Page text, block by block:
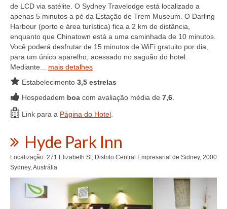
de LCD via satélite. O Sydney Travelodge está localizado a
apenas 5 minutos a pé da Estação de Trem Museum. O Darling
Harbour (porto e área turística) fica a 2 km de distância,
enquanto que Chinatown está a uma caminhada de 10 minutos.
Você poderá desfrutar de 15 minutos de WiFi gratuito por dia,
para um único aparelho, acessado no saguão do hotel.
Mediante... mais detalhes
Estabelecimento 3,5 estrelas
Hospedadem boa com avaliação média de 7,6
Link para a Página do Hotel
Hyde Park Inn
Localização: 271 Elizabeth St, Distrito Central Empresarial de Sidney, 2000
Sydney, Austrália